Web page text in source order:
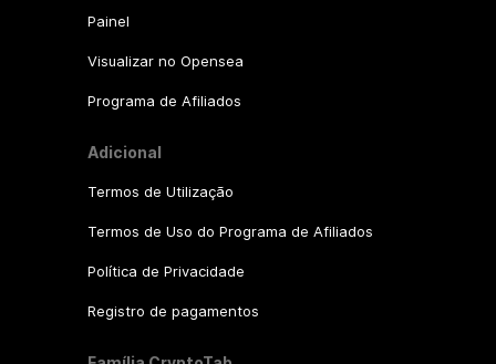
Painel
Visualizar no Opensea
Programa de Afiliados
Adicional
Termos de Utilização
Termos de Uso do Programa de Afiliados
Política de Privacidade
Registro de pagamentos